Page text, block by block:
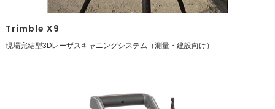
Trimble X9
現場完結型3Dレーザスキャニングシステム（測量・建設向け）